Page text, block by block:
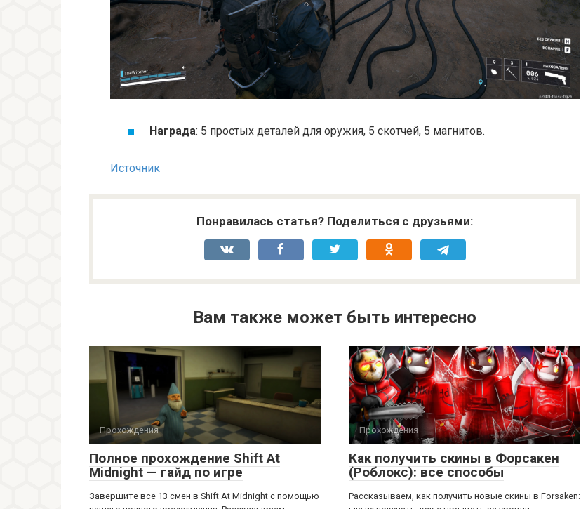
Награда: 5 простых деталей для оружия, 5 скотчей, 5 магнитов.
Источник
Понравилась статья? Поделиться с друзьями:
Вам также может быть интересно
Прохождения
Полное прохождение Shift At
Midnight — гайд по игре
Завершите все 13 смен в Shift At Midnight с помощью
Прохождения
Как получить скины в Форсакен
(Роблокс): все способы
Рассказываем, как получить новые скины в Forsaken: